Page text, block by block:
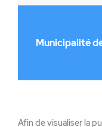
Municipalité
Afin de visualiser la